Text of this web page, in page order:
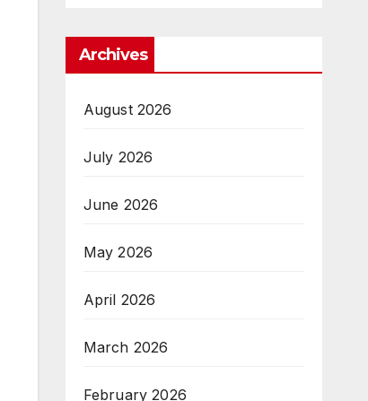
Archives
August 2026
July 2026
June 2026
May 2026
April 2026
March 2026
February 2026